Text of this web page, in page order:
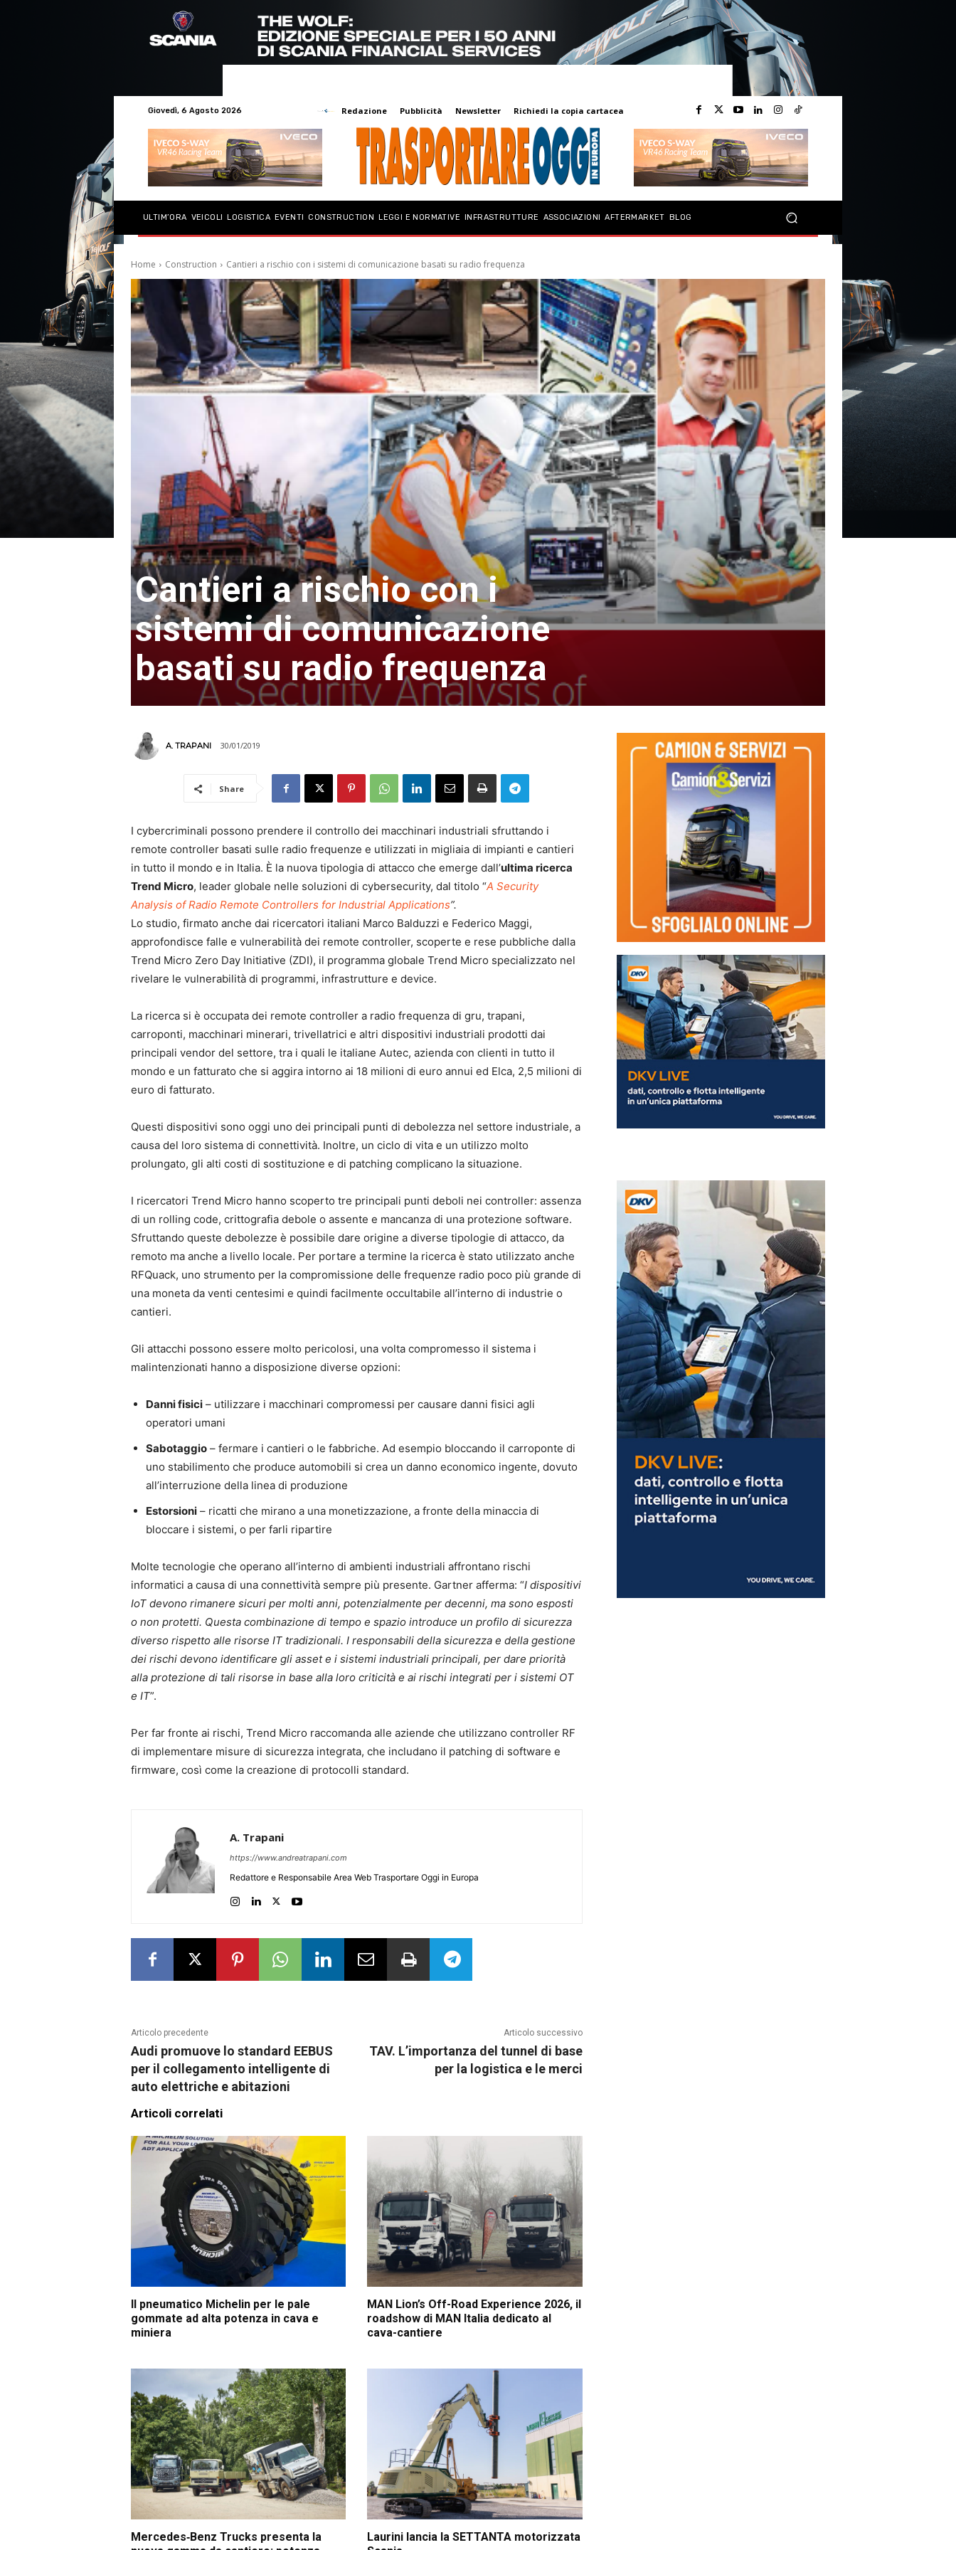
Giovedì, 6 Agosto 2026 Redazione Pubblicità Newsletter Richiedi la copia cartacea
ULTIM’ORA VEICOLI LOGISTICA EVENTI CONSTRUCTION LEGGI E NORMATIVE INFRASTRUTTURE ASSOCIAZIONI AFTERMARKET BLOG
Home Construction Cantieri a rischio con i sistemi di comunicazione basati su radio frequenza
Cantieri a rischio con i
sistemi di comunicazione
basati su radio frequenza
A. TRAPANI 30/01/2019
Share
I cybercriminali possono prendere il controllo dei macchinari industriali sfruttando i
remote controller basati sulle radio frequenze e utilizzati in migliaia di impianti e cantieri
in tutto il mondo e in Italia. È la nuova tipologia di attacco che emerge dall’ultima ricerca
Trend Micro, leader globale nelle soluzioni di cybersecurity, dal titolo “A Security
Analysis of Radio Remote Controllers for Industrial Applications”.
Lo studio, firmato anche dai ricercatori italiani Marco Balduzzi e Federico Maggi,
approfondisce falle e vulnerabilità dei remote controller, scoperte e rese pubbliche dalla
Trend Micro Zero Day Initiative (ZDI), il programma globale Trend Micro specializzato nel
rivelare le vulnerabilità di programmi, infrastrutture e device.
La ricerca si è occupata dei remote controller a radio frequenza di gru, trapani,
carroponti, macchinari minerari, trivellatrici e altri dispositivi industriali prodotti dai
principali vendor del settore, tra i quali le italiane Autec, azienda con clienti in tutto il
mondo e un fatturato che si aggira intorno ai 18 milioni di euro annui ed Elca, 2,5 milioni di
euro di fatturato.
Questi dispositivi sono oggi uno dei principali punti di debolezza nel settore industriale, a
causa del loro sistema di connettività. Inoltre, un ciclo di vita e un utilizzo molto
prolungato, gli alti costi di sostituzione e di patching complicano la situazione.
I ricercatori Trend Micro hanno scoperto tre principali punti deboli nei controller: assenza
di un rolling code, crittografia debole o assente e mancanza di una protezione software.
Sfruttando queste debolezze è possibile dare origine a diverse tipologie di attacco, da
remoto ma anche a livello locale. Per portare a termine la ricerca è stato utilizzato anche
RFQuack, uno strumento per la compromissione delle frequenze radio poco più grande di
una moneta da venti centesimi e quindi facilmente occultabile all’interno di industrie o
cantieri.
Gli attacchi possono essere molto pericolosi, una volta compromesso il sistema i
malintenzionati hanno a disposizione diverse opzioni:
Danni fisici – utilizzare i macchinari compromessi per causare danni fisici agli
operatori umani
Sabotaggio – fermare i cantieri o le fabbriche. Ad esempio bloccando il carroponte di
uno stabilimento che produce automobili si crea un danno economico ingente, dovuto
all’interruzione della linea di produzione
Estorsioni – ricatti che mirano a una monetizzazione, a fronte della minaccia di
bloccare i sistemi, o per farli ripartire
Molte tecnologie che operano all’interno di ambienti industriali affrontano rischi
informatici a causa di una connettività sempre più presente. Gartner afferma: “I dispositivi
IoT devono rimanere sicuri per molti anni, potenzialmente per decenni, ma sono esposti
o non protetti. Questa combinazione di tempo e spazio introduce un profilo di sicurezza
diverso rispetto alle risorse IT tradizionali. I responsabili della sicurezza e della gestione
dei rischi devono identificare gli asset e i sistemi industriali principali, per dare priorità
alla protezione di tali risorse in base alla loro criticità e ai rischi integrati per i sistemi OT
e IT”.
Per far fronte ai rischi, Trend Micro raccomanda alle aziende che utilizzano controller RF
di implementare misure di sicurezza integrata, che includano il patching di software e
firmware, così come la creazione di protocolli standard.
A. Trapani
https://www.andreatrapani.com
Redattore e Responsabile Area Web Trasportare Oggi in Europa
Articolo precedente
Audi promuove lo standard EEBUS
per il collegamento intelligente di
auto elettriche e abitazioni
Articolo successivo
TAV. L’importanza del tunnel di base
per la logistica e le merci
Articoli correlati
Il pneumatico Michelin per le pale
gommate ad alta potenza in cava e
miniera
MAN Lion’s Off-Road Experience 2026, il
roadshow di MAN Italia dedicato al
cava-cantiere
Mercedes‑Benz Trucks presenta la
Laurini lancia la SETTANTA motorizzata